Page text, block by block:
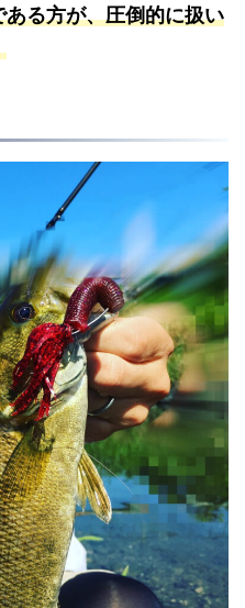
る方が、圧倒的に扱い